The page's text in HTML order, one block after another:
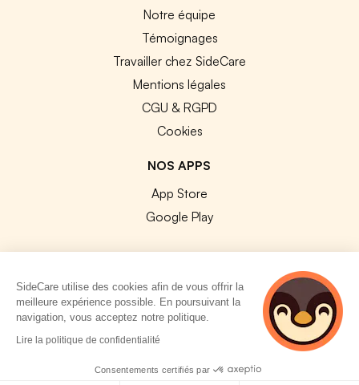
Notre équipe
Témoignages
Travailler chez SideCare
Mentions légales
CGU & RGPD
Cookies
NOS APPS
App Store
Google Play
© 2026 SideCare. Tous droits réservés.
SideCare utilise des cookies afin de vous offrir la
meilleure expérience possible. En poursuivant la
navigation, vous acceptez notre politique.
Lire la politique de confidentialité
Consentements certifiés par
4 personnes
consultent
actuellement cette